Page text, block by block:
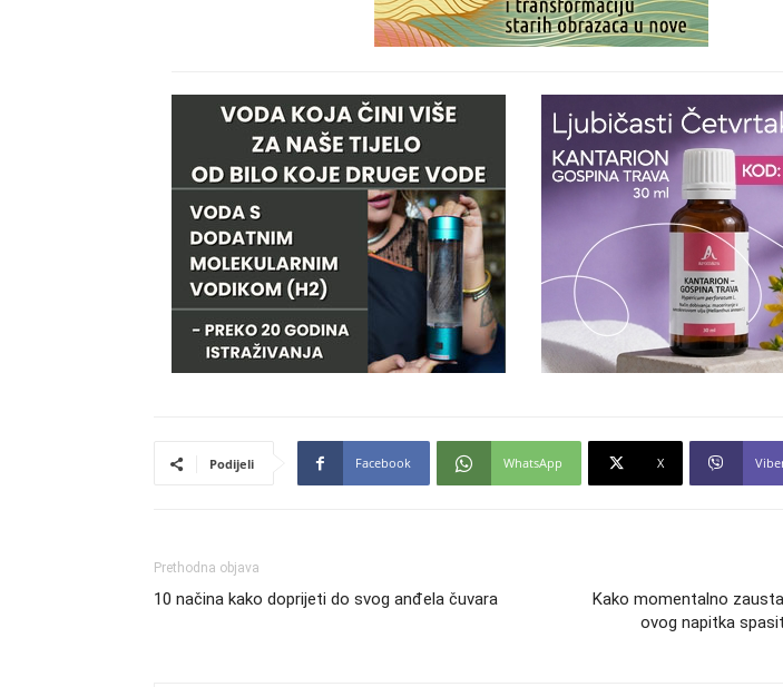
Podijeli Facebook WhatsApp X
Prethodna objava
10 načina kako doprijeti do svog anđela čuvara
Kako momentalno
ovog napitka